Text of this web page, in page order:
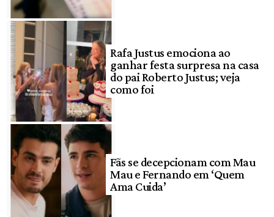
Rafa Justus emociona ao
ganhar festa surpresa na casa
do pai Roberto Justus; veja
como foi
Fãs se decepcionam com Mau
Mau e Fernando em ‘Quem
Ama Cuida’